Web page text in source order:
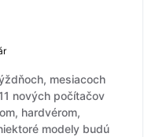
mesiacoch
nových počítačov
hardvérom,
modely budú